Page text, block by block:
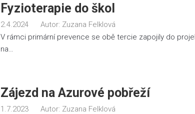
Fyzioterapie do škol
2.4.2024 Autor: Zuzana Felklová
V rámci primární prevence se obě tercie zapojily do
na…
Zájezd na Azurové pobřeží
1.7.2023 Autor: Zuzana Felklová